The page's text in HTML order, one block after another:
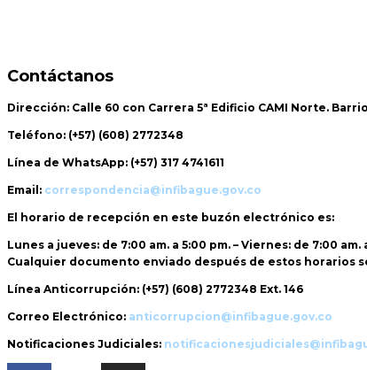
Contáctanos
Dirección: Calle 60 con Carrera 5ª Edificio CAMI Norte.
Teléfono: (+57) (608) 2772348
Línea de WhatsApp: (+57) 317 4741611
Email: correspondencia@infibague.gov.co
El horario de recepción en este buzón electrónico es:
Lunes a jueves: de 7:00 am. a 5:00 pm. – Viernes: de 7:00 am.
Cualquier documento enviado después de estos horarios
Línea Anticorrupción: (+57) (608) 2772348 Ext. 146
Correo Electrónico: anticorrupcion@infibague.gov.co
Notificaciones Judiciales: